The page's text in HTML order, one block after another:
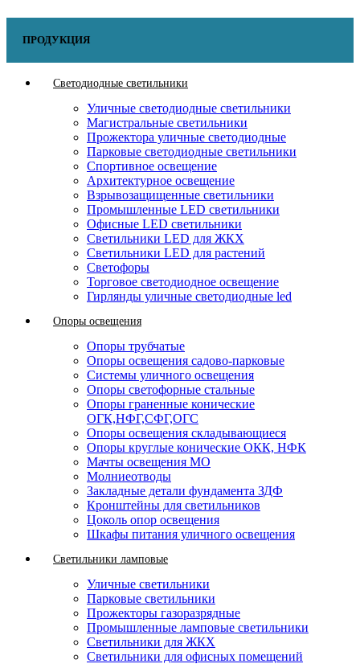
ПРОДУКЦИЯ
Светодиодные светильники
Уличные светодиодные светильники
Магистральные светильники
Прожектора уличные светодиодные
Парковые светодиодные светильники
Спортивное освещение
Архитектурное освещение
Взрывозащищенные светильники
Промышленные LED светильники
Офисные LED светильники
Cветильники LED для ЖКХ
Светильники LED для растений
Светофоры
Торговое светодиодное освещение
Гирлянды уличные светодиодные led
Опоры освещения
Опоры трубчатые
Опоры освещения садово-парковые
Системы уличного освещения
Опоры светофорные стальные
Опоры граненные конические
ОГК,НФГ,СФГ,ОГС
Опоры освещения складывающиеся
Опоры круглые конические ОКК, НФК
Мачты освещения МО
Молниеотводы
Закладные детали фундамента ЗДФ
Кронштейны для светильников
Цоколь опор освещения
Шкафы питания уличного освещения
Светильники ламповые
Уличные светильники
Парковые светильники
Прожекторы газоразрядные
Промышленные ламповые светильники
Светильники для ЖКХ
Светильники для офисных помещений